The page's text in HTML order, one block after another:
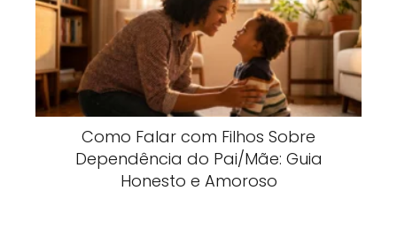
Como Falar com Filhos Sobre
Dependência do Pai/Mãe: Guia
Honesto e Amoroso